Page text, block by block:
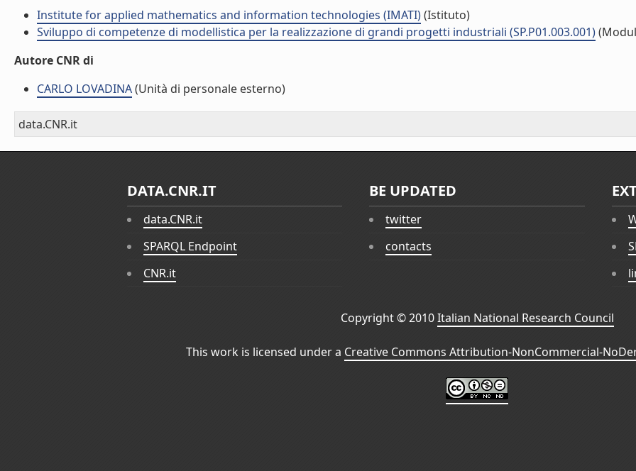
Institute for applied mathematics and information technologies (IMATI)(Istituto)
Sviluppo di competenze di modellistica per la realizzazione di grandi progetti industriali (SP.P01.003.001)
Autore CNR di
CARLO LOVADINA(Unità di personale esterno)
data.CNR.it
DATA.CNR.IT
data.CNR.it
SPARQL Endpoint
CNR.it
BE UPDATED
twitter
contacts
Copyright © 2010Italian National Research Council
This work is licensed under a Creative Commons Attribution-NonCommercial-